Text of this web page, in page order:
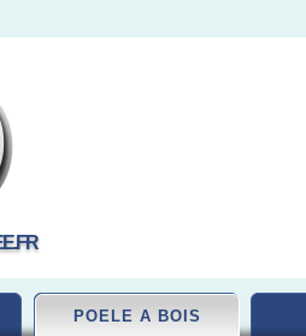
POELE A BOIS